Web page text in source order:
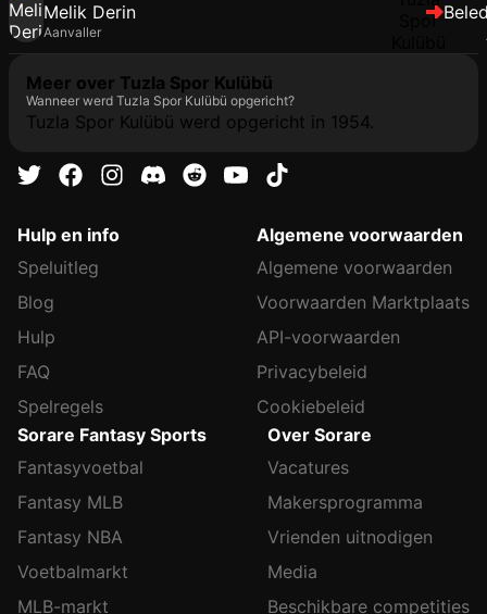
Melik Derin
Aanvaller
Meer over Tuzla Spor Kulübü
Wanneer werd Tuzla Spor Kulübü opgericht?
Tuzla Spor Kulübü werd opgericht in 1954.
Hulp en info
Speluitleg
Blog
Hulp
FAQ
Spelregels
Algemene voorwaarden
Algemene voorwaarden
Voorwaarden Marktplaats
API-voorwaarden
Privacybeleid
Cookiebeleid
Sorare Fantasy Sports
Fantasyvoetbal
Fantasy MLB
Fantasy NBA
Voetbalmarkt
MLB-markt
Over Sorare
Vacatures
Makersprogramma
Vrienden uitnodigen
Media
Beschikbare competities